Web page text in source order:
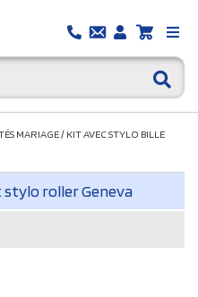
MARIAGE/ KIT AVEC STYLO BILLE
roller Geneva